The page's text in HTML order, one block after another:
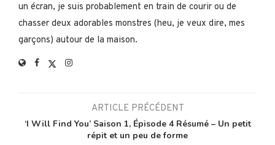
un écran, je suis probablement en train de courir ou de
chasser deux adorables monstres (heu, je veux dire, mes
garçons) autour de la maison.
ARTICLE PRÉCÉDENT
‘I Will Find You’ Saison 1, Épisode 4 Résumé – Un petit
répit et un peu de forme